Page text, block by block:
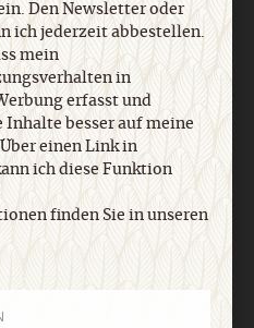
oben
Den Newsletter oder
ich jederzeit abbestellen.
mein
in
erfasst und
besser auf meine
einen Link in
ich diese Funktion
finden Sie in unseren